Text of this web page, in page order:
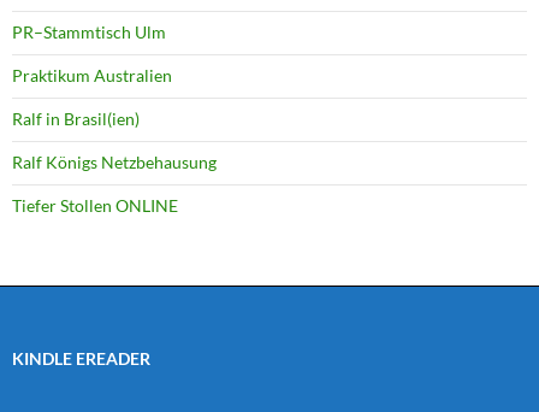
PR–Stammtisch Ulm
Praktikum Australien
Ralf in Brasil(ien)
Ralf Königs Netzbehausung
Tiefer Stollen ONLINE
KINDLE EREADER